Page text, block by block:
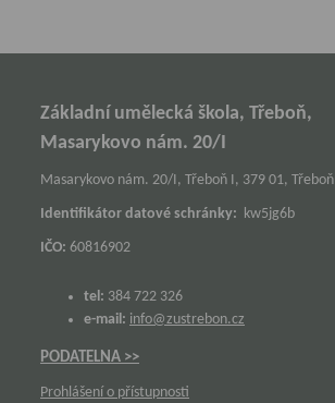
Základní umělecká škola, Třeboň,
Masarykovo nám. 20/I
Masarykovo nám. 20/I, Třeboň I, 379 01, Třeboň
Identifikátor datové schránky: kw5jg6b
IČO: 60816902
tel: 384 722 326
e-mail: info@zustrebon.cz
PODATELNA >>
Prohlášení o přístupnosti